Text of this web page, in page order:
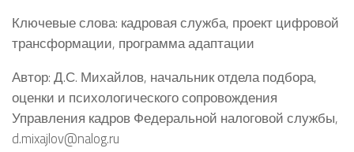
Ключевые слова: кадровая служба, проект цифровой
трансформации, программа адаптации
Автор: Д.С. Михайлов, начальник отдела подбора,
оценки и психологического сопровождения
Управления кадров Федеральной налоговой службы,
d.mixajlov@nalog.ru